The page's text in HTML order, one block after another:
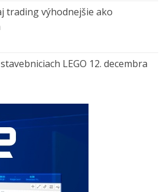
trading výhodnejšie ako
LEGO 12. decembra